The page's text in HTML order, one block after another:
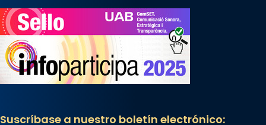
Suscríbase a nuestro boletín electrónico: